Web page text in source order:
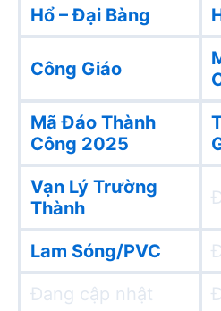
Hổ – Đại Bàng
Công Giáo
Mã Đáo Thành
Công 2025
Vạn Lý Trường
Thành
Lam Sóng/PVC
Đang cập nhật